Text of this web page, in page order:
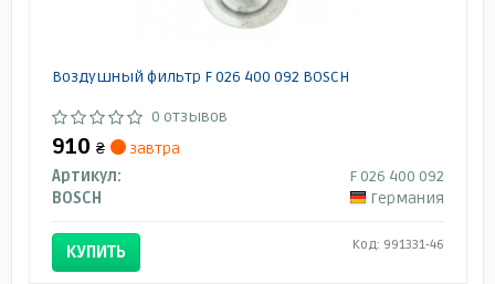
Воздушный фильтр F 026 400 092 BOSCH
0 отзывов
910 ₴
завтра
Артикул:
F 026 400 092
BOSCH
Германия
КУПИТЬ Код: 991331-46